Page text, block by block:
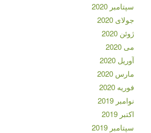
سپتامبر 2020
جولای 2020
ژوئن 2020
می 2020
آوریل 2020
مارس 2020
فوریه 2020
نوامبر 2019
اکتبر 2019
سپتامبر 2019